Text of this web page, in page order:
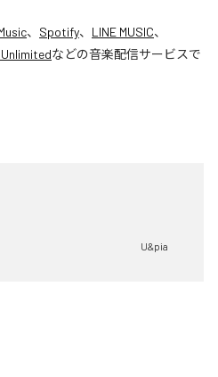
、 Spotify、 LINE MUSIC、
などの音楽配信サービスで
U&pia